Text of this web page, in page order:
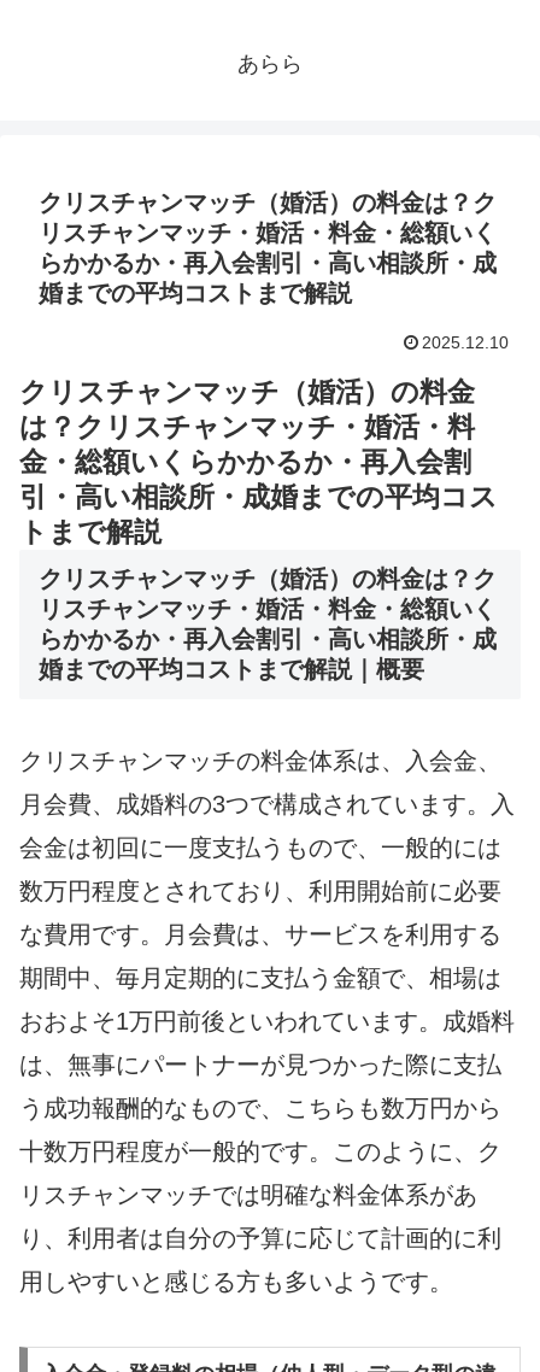
あらら
クリスチャンマッチ（婚活）の料金は？ク
リスチャンマッチ・婚活・料金・総額いく
らかかるか・再入会割引・高い相談所・成
婚までの平均コストまで解説
2025.12.10
クリスチャンマッチ（婚活）の料金
は？クリスチャンマッチ・婚活・料
金・総額いくらかかるか・再入会割
引・高い相談所・成婚までの平均コス
トまで解説
クリスチャンマッチ（婚活）の料金は？ク
リスチャンマッチ・婚活・料金・総額いく
らかかるか・再入会割引・高い相談所・成
婚までの平均コストまで解説｜概要
クリスチャンマッチの料金体系は、入会金、
月会費、成婚料の3つで構成されています。入
会金は初回に一度支払うもので、一般的には
数万円程度とされており、利用開始前に必要
な費用です。月会費は、サービスを利用する
期間中、毎月定期的に支払う金額で、相場は
おおよそ1万円前後といわれています。成婚料
は、無事にパートナーが見つかった際に支払
う成功報酬的なもので、こちらも数万円から
十数万円程度が一般的です。このように、ク
リスチャンマッチでは明確な料金体系があ
り、利用者は自分の予算に応じて計画的に利
用しやすいと感じる方も多いようです。